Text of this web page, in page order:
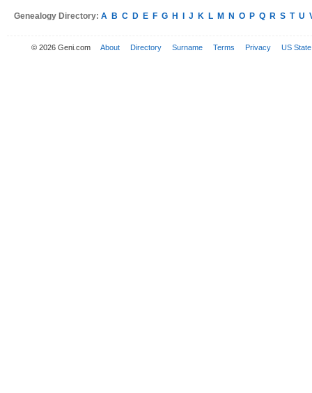
Genealogy Directory: A B C D E F G H J K L M N O P Q R S T U
© 2026 Geni.com About Directory Surname Terms Privacy US